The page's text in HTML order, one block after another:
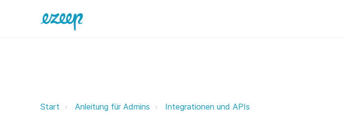
ezeep & Nexudus ezeep Support Support
Start Anleitung für Admins Integrationen und APIs